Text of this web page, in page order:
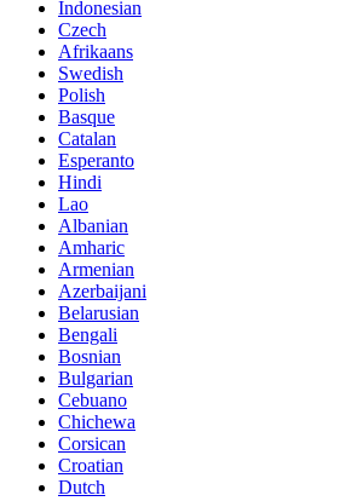
Indonesian
Czech
Afrikaans
Swedish
Polish
Basque
Catalan
Esperanto
Hindi
Lao
Albanian
Amharic
Armenian
Azerbaijani
Belarusian
Bengali
Bosnian
Bulgarian
Cebuano
Chichewa
Corsican
Croatian
Dutch